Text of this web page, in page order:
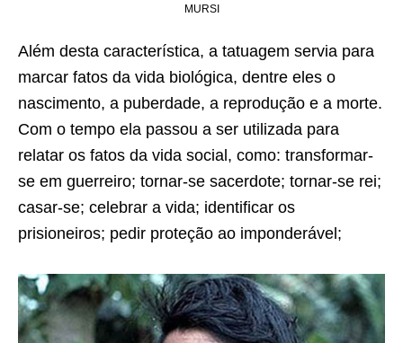
MURSI
Além desta característica, a tatuagem servia para
marcar fatos da vida biológica, dentre eles o
nascimento, a puberdade, a reprodução e a morte.
Com o tempo ela passou a ser utilizada para
relatar os fatos da vida social, como: transformar-
se em guerreiro; tornar-se sacerdote; tornar-se rei;
casar-se; celebrar a vida; identificar os
prisioneiros; pedir proteção ao imponderável;